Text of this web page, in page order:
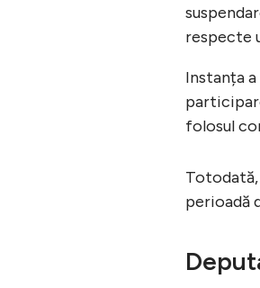
respecte
Instanța
folosul
Totodată,
perioadă